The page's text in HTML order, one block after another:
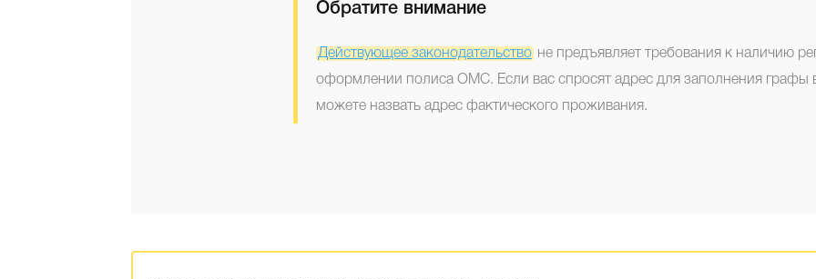
Обратите внимание
Действующее законодательство не предъявляет требования к наличию
оформлении полиса ОМС. Если вас спросят адрес для заполнения графы
можете назвать адрес фактического проживания.